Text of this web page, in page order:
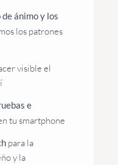
ánimo y los
los patrones
visible el
e
tu smartphone
para la
y la